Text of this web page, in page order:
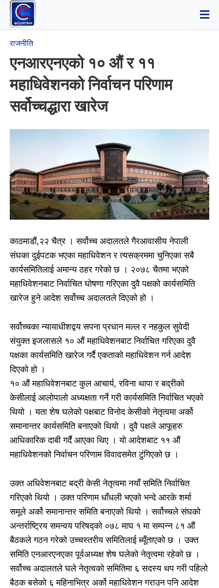
राजनीति
एनआरएनएको १० औं र ११
महाधिवेशनको निर्वाचन परिणाम
सर्वोच्चद्धारा खारेज
काठमाडौं,२२ चैत्र । सर्वोच्च अदालतले गैरआवासीय नेपाली
संघका दुईपटक भएका महाधिवेशन र त्यसक्रममा चुनिएका सबै
कार्यसमितिलाई अमान्य ठहर गरेको छ । २०७८ चैतमा भएको
महाधिवेशनबाट निर्वाचित घोषणा गरिएका दुवै पक्षको कार्यसमिति
खारेज हुने आदेश सर्वोच्च अदालतले दिएको हो ।
सर्वोच्चका न्यायाधीशद्वय सपना प्रधान मल्ल र नहकुल सुवेदी
संयुक्त इजलासले १० औं महाधिवेशनबाट निर्वाचित गरिएका दुवै
पक्षका कार्यसमिति खारेज गर्दै एकताको महाधिवेशन गर्न आदेश
दिएको हो ।
१० औं महाधिवेशनबाट कुल आचार्य, रविना थापा र बद्रीको
केसीलाई आलोपालो अध्यक्षता गर्ने गरी कार्यसमिति निर्वाचित भएको
थियो । यता शेष घलेको पक्षबाट विनोद केसीको नेतृत्वमा अर्को
समानान्तर कार्यसमिति बनाएको थियो । दुवै पक्षले आफूहरु
आधिकारिक दाबी गर्दै आएका थिए । यो आदेशबाट ११ औं
महाधिवेशनको निर्वाचन परिणाम विवादसमेत टुंगिएको छ ।
उक्त अधिवेशनबाट बद्री केसी नेतृत्वमा नयाँ समिति निर्वाचित
गरिएको थियो । उक्त परिणाम धाँधली भएको भन्दे आरके शर्मा
समूले अर्को समानान्तर समिति बनाएको थियो । सर्वोच्चले संघको
अन्तर्राष्ट्रिय समन्वय परिषद्को‌ ०७८ माघ १ मा सम्पन्न ८१ औं
बैठकले गठन गरेको उच्चस्तरीय समितिलाई ब्यूँताएको छ । उक्त
समिति एनआरएनएका पूर्वअध्यक्ष शेष घलेको नेतृत्वमा रहेको छ ।
सर्वोच्च अदालतले घले नेतृत्वको समितिमा ६ सदस्य थप गरी पहिलो
बैठक बसेको ६ महिनाभित्र अर्को महाधिवेशन गराउन पनि आदेश